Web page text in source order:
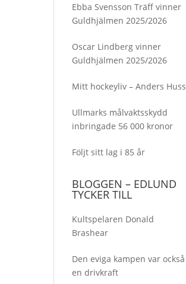
Ebba Svensson Träff vinner
Guldhjälmen 2025/2026
Oscar Lindberg vinner
Guldhjälmen 2025/2026
Mitt hockeyliv – Anders Huss
Ullmarks målvaktsskydd
inbringade 56 000 kronor
Följt sitt lag i 85 år
BLOGGEN – EDLUND
TYCKER TILL
Kultspelaren Donald
Brashear
Den eviga kampen var också
en drivkraft